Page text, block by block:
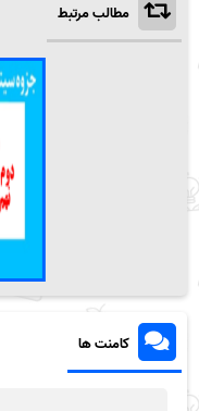
مطالب مرتبط
کامنت ها